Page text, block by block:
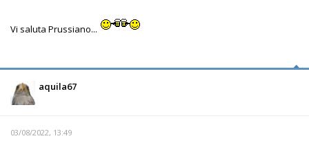
Vi saluta Prussiano...
aquila67
03/08/2022, 13:49